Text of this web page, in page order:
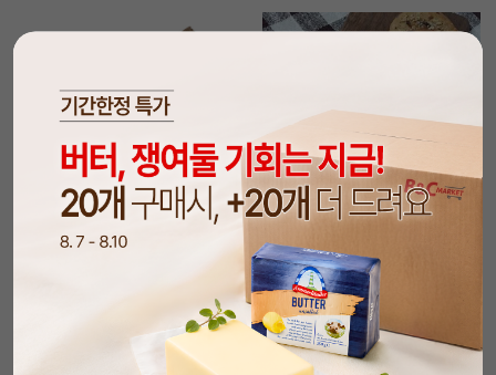
담기 담기
[100개입]나무스푼
14% 5,990원
원